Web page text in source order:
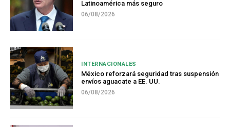
Latinoamérica más seguro
06/08/2026
INTERNACIONALES
México reforzará seguridad tras suspensión
envíos aguacate a EE. UU.
06/08/2026